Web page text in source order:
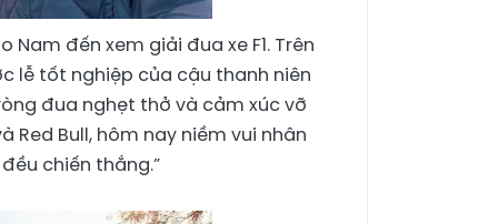
Nam đến xem giải đua xe F1. Trên
lễ tốt nghiệp của cậu thanh niên
đua nghẹt thở và cảm xúc vỡ
Red Bull, hôm nay niềm vui nhân
chiến thắng.”